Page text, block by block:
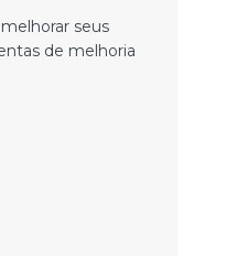
seus
de melhoria